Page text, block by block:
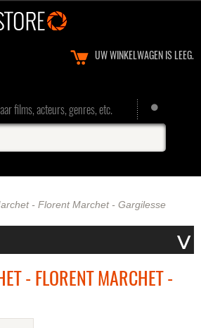
UW WINKELWAGEN IS LEEG.
films, acteurs, genres, etc.
- Florent Marchet - Gargilesse
- FLORENT MARCHET -